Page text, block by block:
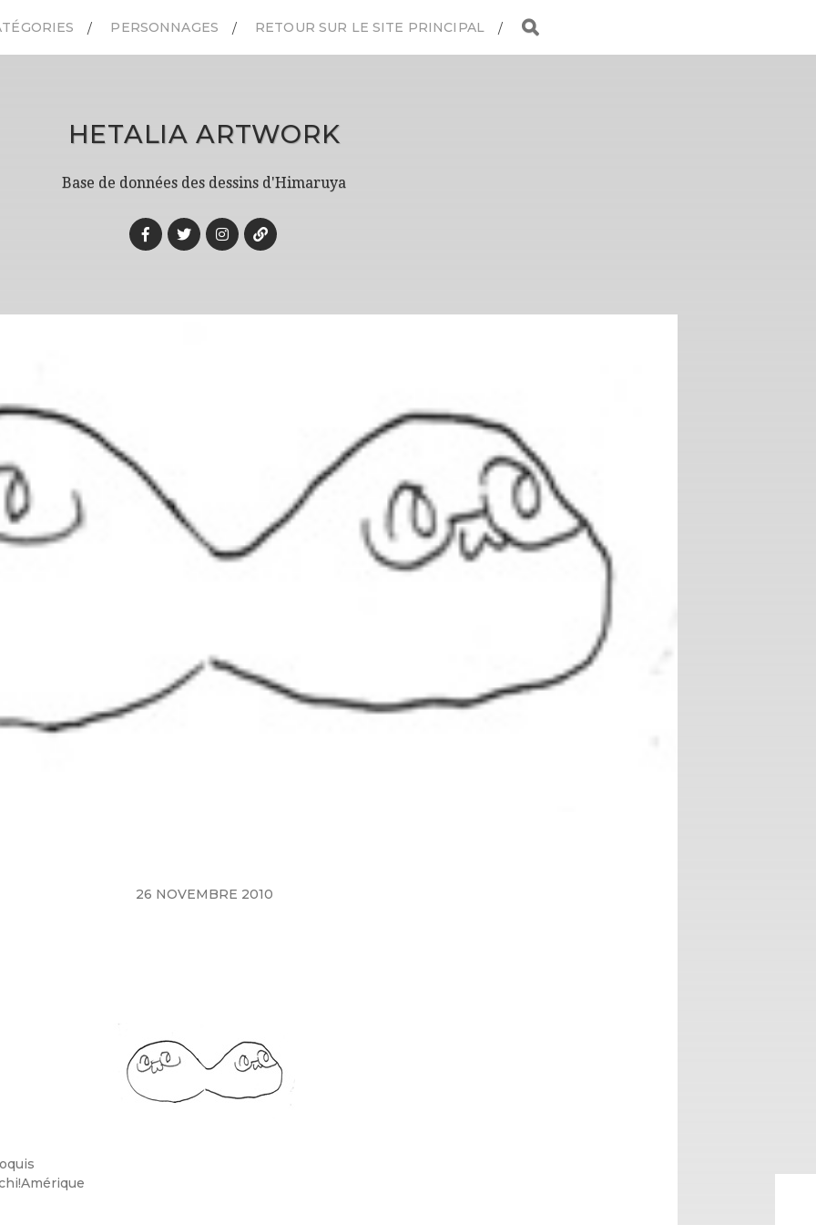
PERSONNAGES RETOUR SUR LE SITE PRINCIPAL
HETALIA ARTWORK
Base de données des dessins d'Himaruya
26 NOVEMBRE 2010